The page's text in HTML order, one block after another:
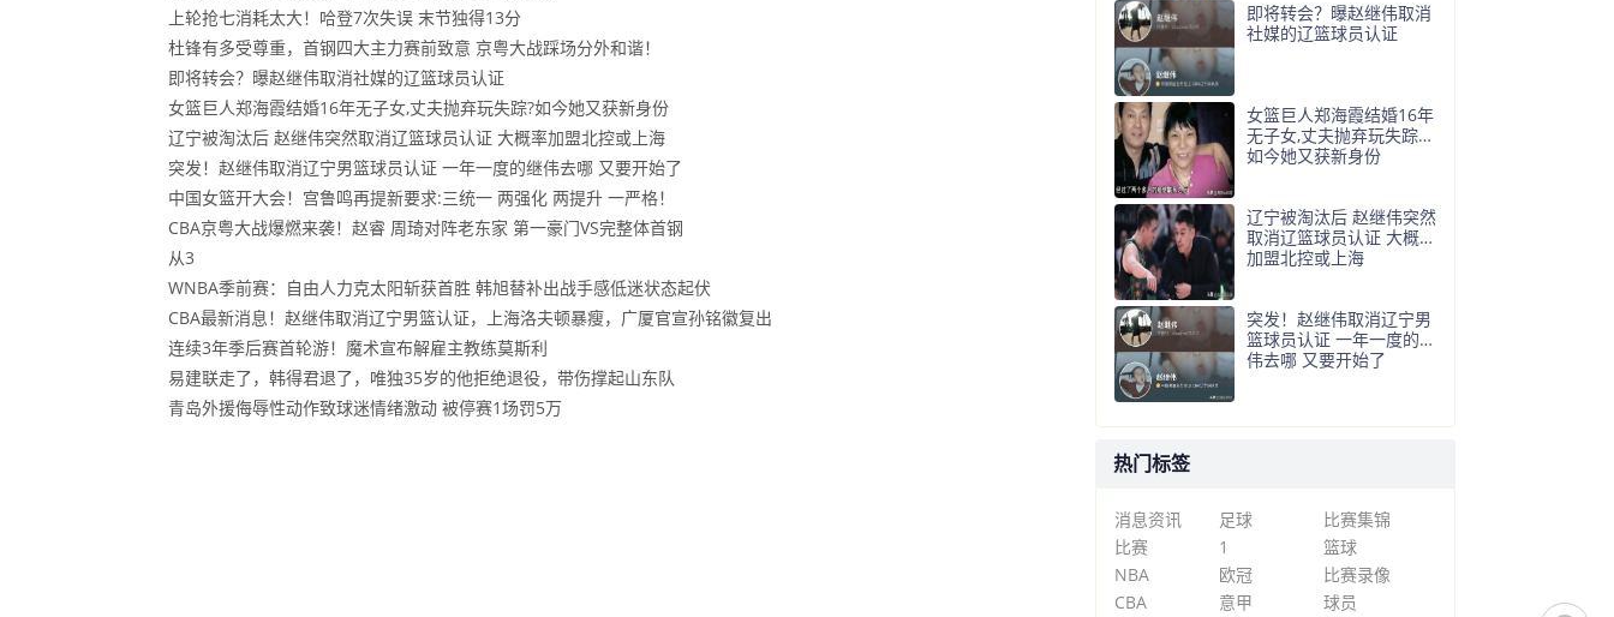
上轮抢七消耗太大！哈登7次失误 末节独得13分
杜锋有多受尊重，首钢四大主力赛前致意 京粤大战踩场分外和谐！
即将转会？曝赵继伟取消社媒的辽篮球员认证
女篮巨人郑海霞结婚16年无子女,丈夫抛弃玩失踪?如今她又获新身份
辽宁被淘汰后 赵继伟突然取消辽篮球员认证 大概率加盟北控或上海
突发！赵继伟取消辽宁男篮球员认证 一年一度的继伟去哪 又要开始了
中国女篮开大会！宫鲁鸣再提新要求:三统一 两强化 两提升 一严格！
CBA京粤大战爆燃来袭！赵睿 周琦对阵老东家 第一豪门VS完整体首钢
从3
WNBA季前赛：自由人力克太阳斩获首胜 韩旭替补出战手感低迷状态起伏
CBA最新消息！赵继伟取消辽宁男篮认证，上海洛夫顿暴瘦，广厦官宣孙铭徽复出
连续3年季后赛首轮游！魔术宣布解雇主教练莫斯利
易建联走了，韩得君退了，唯独35岁的他拒绝退役，带伤撑起山东队
青岛外援侮辱性动作致球迷情绪激动 被停赛1场罚5万
即将转会？曝赵继伟取消
社媒的辽篮球员认证
女篮巨人郑海霞结婚16年
无子女,丈夫抛弃玩失踪?
如今她又获新身份
辽宁被淘汰后 赵继伟突然
取消辽篮球员认证 大概率
加盟北控或上海
突发！赵继伟取消辽宁男
篮球员认证 一年一度的继
伟去哪 又要开始了
热门标签
消息资讯 足球
比赛集锦
比赛
1
篮球
NBA
欧冠
比赛录像
CBA
意甲 球员